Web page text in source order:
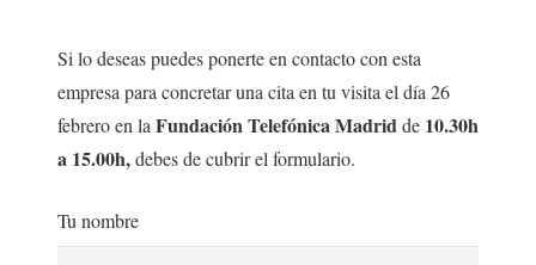
Si lo deseas puedes ponerte en contacto con esta
empresa para concretar una cita en tu visita el día 26
febrero en la Fundación Telefónica Madridde 10.30h
a 15.00h,debes de cubrir el formulario.
Tu nombre